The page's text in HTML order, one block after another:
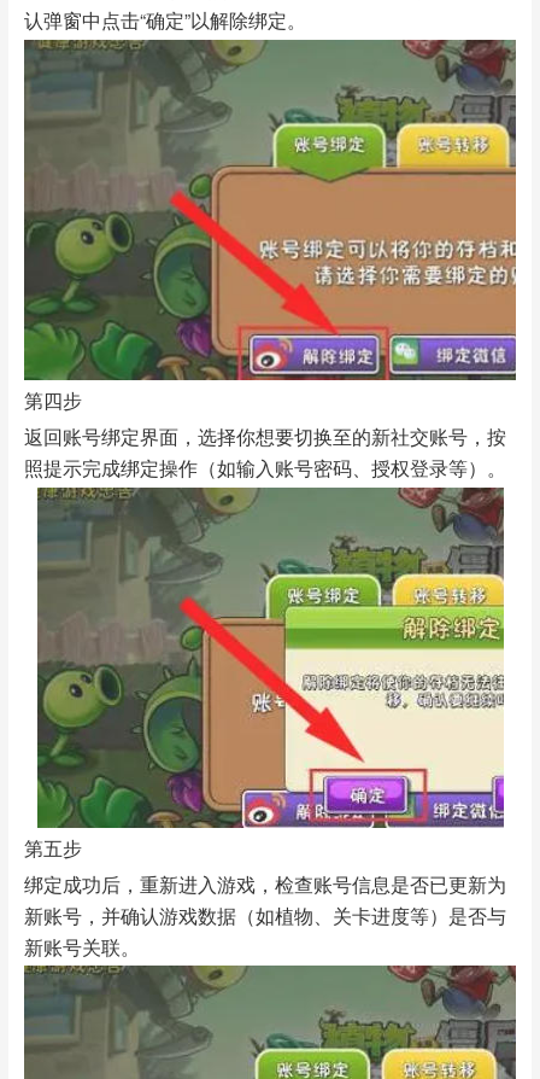
认弹窗中点击“确定”以解除绑定。
第四步
返回账号绑定界面，选择你想要切换至的新社交账号，按
照提示完成绑定操作（如输入账号密码、授权登录等）。
第五步
绑定成功后，重新进入游戏，检查账号信息是否已更新为
新账号，并确认游戏数据（如植物、关卡进度等）是否与
新账号关联。